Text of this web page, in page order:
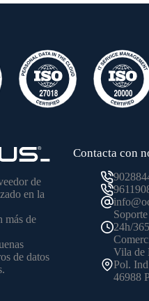
de
en la
más de
de datos
Contacta con
24h/
Vila de
Pol.
46988